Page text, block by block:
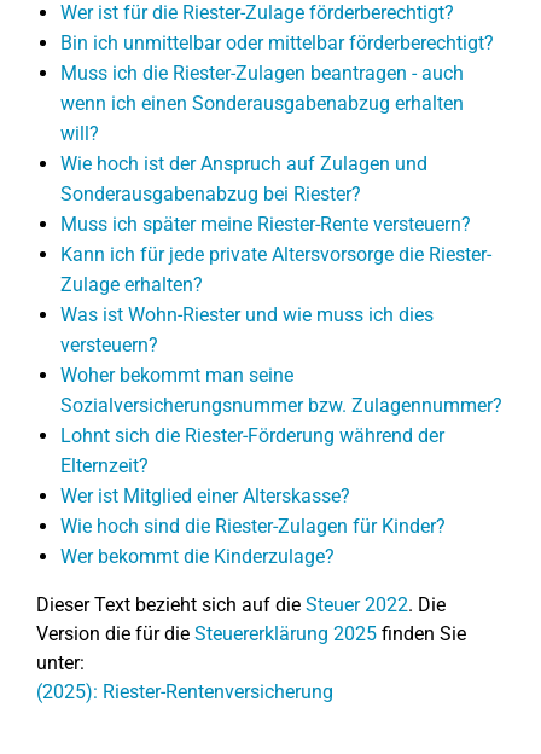
Wer ist für die Riester-Zulage förderberechtigt?
Bin ich unmittelbar oder mittelbar förderberechtigt?
Muss ich die Riester-Zulagen beantragen - auch
wenn ich einen Sonderausgabenabzug erhalten
will?
Wie hoch ist der Anspruch auf Zulagen und
Sonderausgabenabzug bei Riester?
Muss ich später meine Riester-Rente versteuern?
Kann ich für jede private Altersvorsorge die Riester-
Zulage erhalten?
Was ist Wohn-Riester und wie muss ich dies
versteuern?
Woher bekommt man seine
Sozialversicherungsnummer bzw. Zulagennummer?
Lohnt sich die Riester-Förderung während der
Elternzeit?
Wer ist Mitglied einer Alterskasse?
Wie hoch sind die Riester-Zulagen für Kinder?
Wer bekommt die Kinderzulage?
Dieser Text bezieht sich auf die Steuer 2022. Die
Version die für die Steuererklärung 2025 finden Sie
unter:
(2025): Riester-Rentenversicherung